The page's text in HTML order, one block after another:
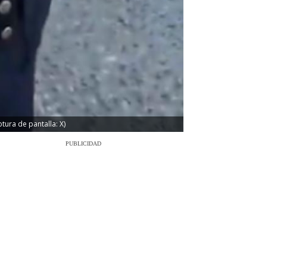
de pantalla: X)
PUBLICIDAD